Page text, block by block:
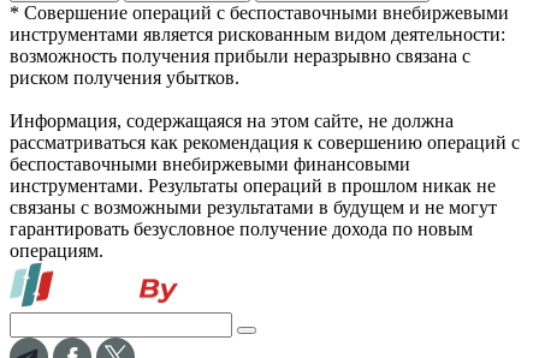
* Совершение операций с беспоставочными внебиржевыми
инструментами является рискованным видом деятельности:
возможность получения прибыли неразрывно связана с
риском получения убытков.
Информация, содержащаяся на этом сайте, не должна
рассматриваться как рекомендация к совершению операций с
беспоставочными внебиржевыми финансовыми
инструментами. Результаты операций в прошлом никак не
связаны с возможными результатами в будущем и не могут
гарантировать безусловное получение дохода по новым
операциям.